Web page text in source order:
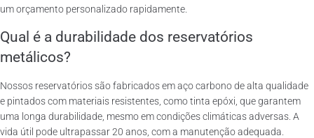
um orçamento personalizado rapidamente.
Qual é a durabilidade dos reservatórios
metálicos?
Nossos reservatórios são fabricados em aço carbono de alta qualidade
e pintados com materiais resistentes, como tinta epóxi, que garantem
uma longa durabilidade, mesmo em condições climáticas adversas. A
vida útil pode ultrapassar 20 anos, com a manutenção adequada.